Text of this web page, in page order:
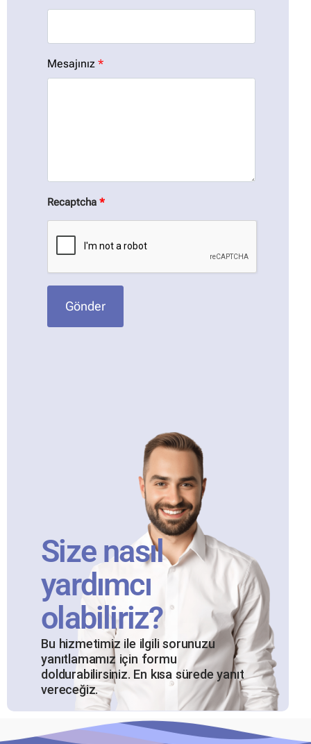
Mesajınız *
Recaptcha *
Gönder
Size nasıl
yardımcı
olabiliriz?
Bu hizmetimiz ile ilgili sorunuzu
yanıtlamamız için formu
doldurabilirsiniz. En kısa sürede yanıt
vereceğiz.